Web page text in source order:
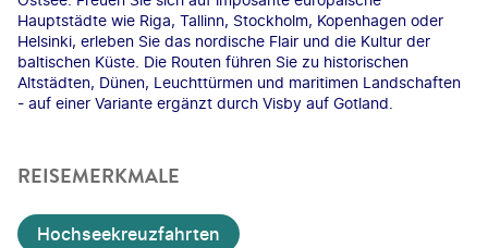
Hauptstädte wie Riga, Tallinn, Stockholm, Kopenhagen oder
Helsinki, erleben Sie das nordische Flair und die Kultur der
baltischen Küste. Die Routen führen Sie zu historischen
Altstädten, Dünen, Leuchttürmen und maritimen Landschaften
- auf einer Variante ergänzt durch Visby auf Gotland.
REISEMERKMALE
Hochseekreuzfahrten